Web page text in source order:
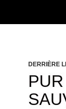
DERRIÈRE